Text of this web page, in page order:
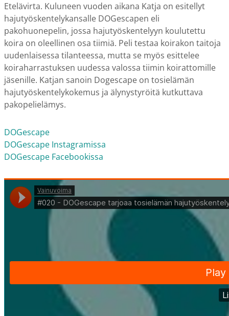
Etelävirta. Kuluneen vuoden aikana Katja on esitellyt
hajutyöskentelykansalle DOGescapen eli
pakohuonepelin, jossa hajutyöskentelyyn koulutettu
koira on oleellinen osa tiimiä. Peli testaa koirakon taitoja
uudenlaisessa tilanteessa, mutta se myös esittelee
koiraharrastuksen uudessa valossa tiimin koirattomille
jäsenille. Katjan sanoin Dogescape on tosielämän
hajutyöskentelykokemus ja älynystyröitä kutkuttava
pakopelielämys.
DOGescape
DOGescape Instagramissa
DOGescape Facebookissa